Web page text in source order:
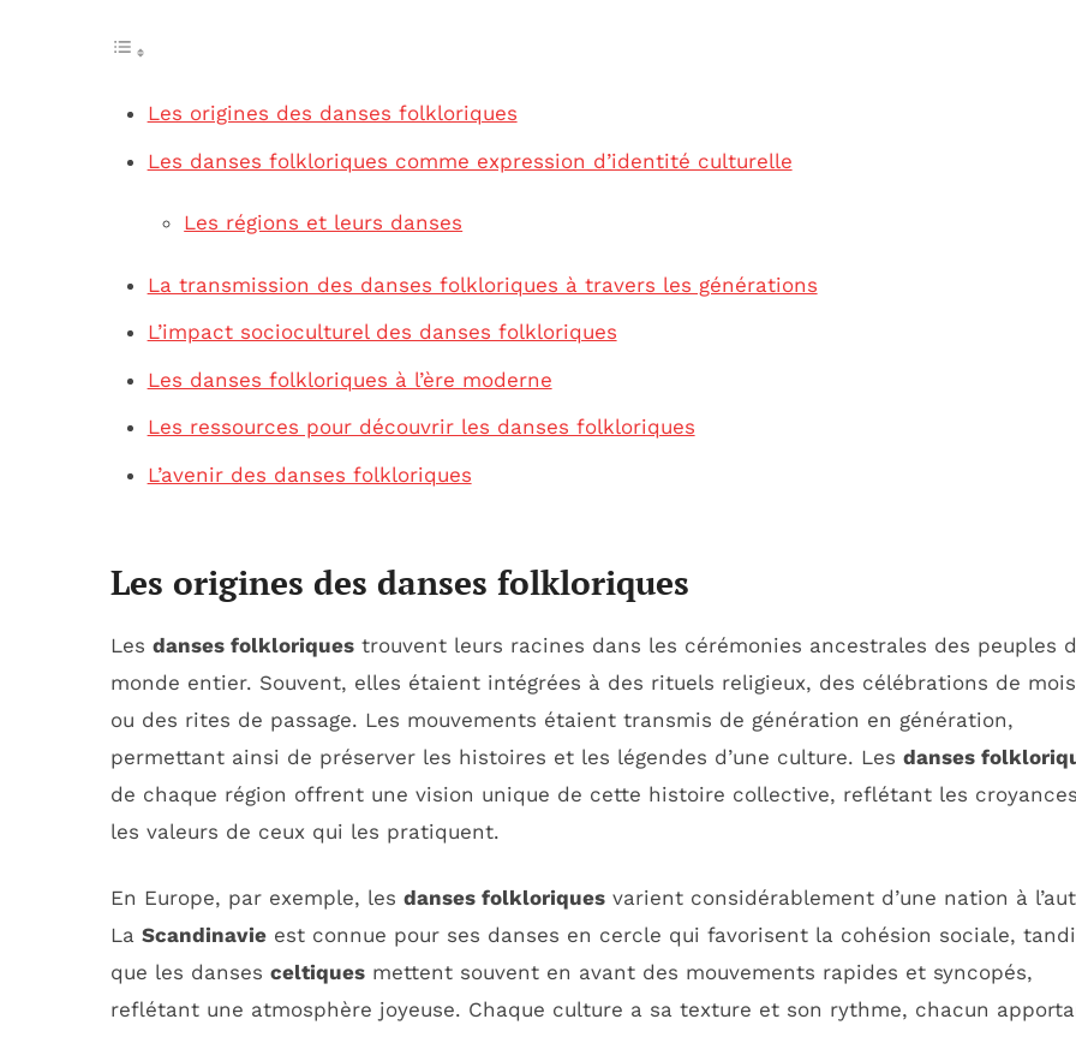
Les origines des danses folkloriques
Les danses folkloriques comme expression d’identité culturelle
Les régions et leurs danses
La transmission des danses folkloriques à travers les générations
L’impact socioculturel des danses folkloriques
Les danses folkloriques à l’ère moderne
Les ressources pour découvrir les danses folkloriques
L’avenir des danses folkloriques
Les origines des danses folkloriques
Les danses folkloriques trouvent leurs racines dans les cérémonies ancestrales des peuples
monde entier. Souvent, elles étaient intégrées à des rituels religieux, des célébrations de
ou des rites de passage. Les mouvements étaient transmis de génération en génération,
permettant ainsi de préserver les histoires et les légendes d’une culture. Les danses
de chaque région offrent une vision unique de cette histoire collective, reflétant les
les valeurs de ceux qui les pratiquent.
En Europe, par exemple, les danses folkloriques varient considérablement d’une nation à
La Scandinavie est connue pour ses danses en cercle qui favorisent la cohésion sociale,
que les danses celtiques mettent souvent en avant des mouvements rapides et syncopés,
reflétant une atmosphère joyeuse. Chaque culture a sa texture et son rythme, chacun